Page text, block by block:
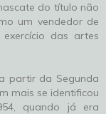
do título não
um vendedor de
das artes
partir da Segunda
mais se identificou
quando já era